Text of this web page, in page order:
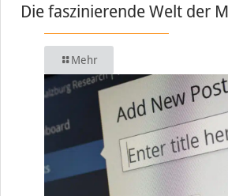
Die faszinierende Welt der
Mehr